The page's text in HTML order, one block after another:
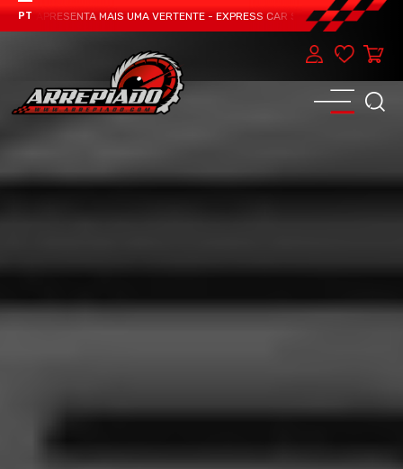
PT
APRESENTA MAIS UMA VERTENTE - EXPRESS CAR SERVICE, MANUTENÇÃO